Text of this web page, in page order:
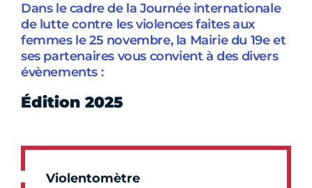
Dans le cadre de la Journée internationale
de lutte contre les violences faites aux
femmes le 25 novembre, la Mairie du 19e et
ses partenaires vous convient à des divers
évènements :
Édition 2025
Violentomètre